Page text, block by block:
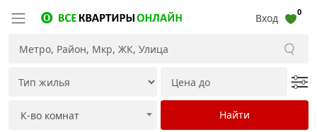
Вход 0